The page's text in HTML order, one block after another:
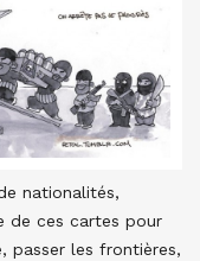
nationalités,
de ces cartes pour
passer les frontières,